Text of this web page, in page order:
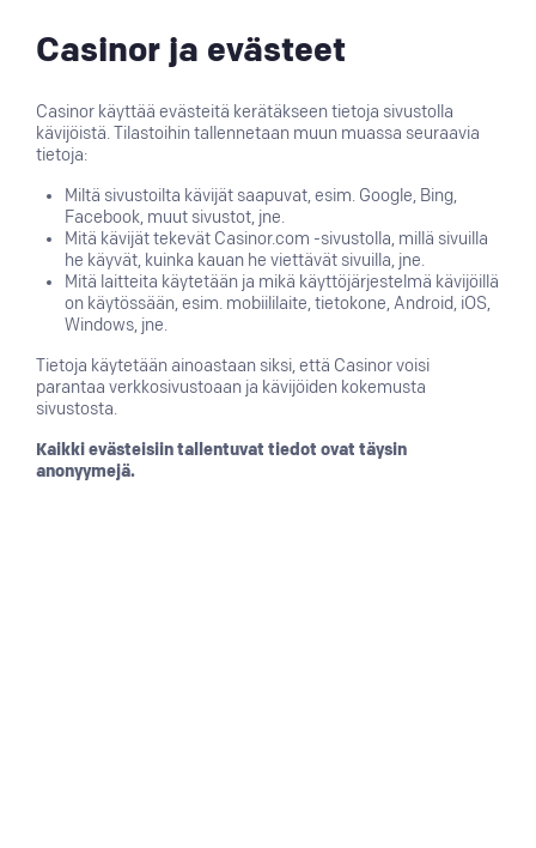
Casinor ja evästeet
Casinor käyttää evästeitä kerätäkseen tietoja sivustolla
kävijöistä. Tilastoihin tallennetaan muun muassa seuraavia
tietoja:
Miltä sivustoilta kävijät saapuvat, esim. Google, Bing,
Facebook, muut sivustot, jne.
Mitä kävijät tekevät Casinor.com -sivustolla, millä sivuilla
he käyvät, kuinka kauan he viettävät sivuilla, jne.
Mitä laitteita käytetään ja mikä käyttöjärjestelmä kävijöillä
on käytössään, esim. mobiililaite, tietokone, Android, iOS,
Windows, jne.
Tietoja käytetään ainoastaan siksi, että Casinor voisi
parantaa verkkosivustoaan ja kävijöiden kokemusta
sivustosta.
Kaikki evästeisiin tallentuvat tiedot ovat täysin
anonyymejä.